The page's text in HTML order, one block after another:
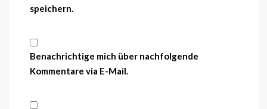
speichern.
Benachrichtige mich über nachfolgende
Kommentare via E-Mail.